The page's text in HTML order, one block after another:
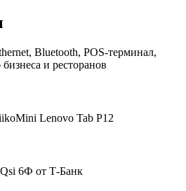
Bluetooth, POS-терминал,
и ресторанов
Lenovo Tab P12
6Ф от Т-Банк